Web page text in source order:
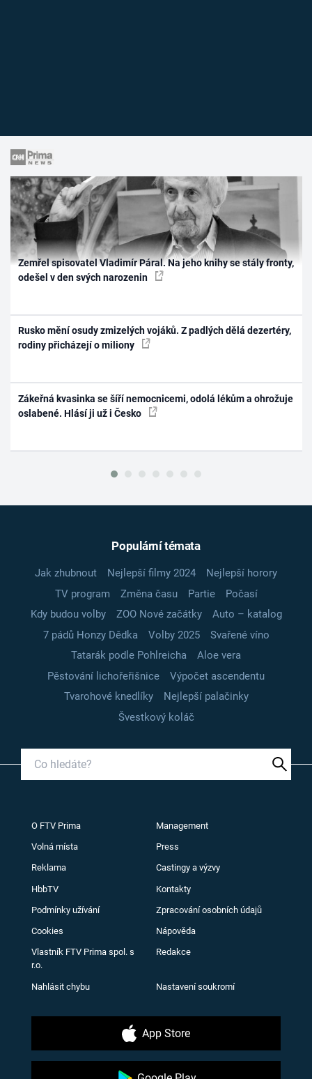
Zemřel spisovatel Vladimír Páral. Na jeho knihy se stály fronty,
odešel v den svých narozenin
Rusko mění osudy zmizelých vojáků. Z padlých dělá dezertéry,
rodiny přicházejí o miliony
Zákeřná kvasinka se šíří nemocnicemi, odolá lékům a ohrožuje
oslabené. Hlásí ji už i Česko
Populární témata
Jak zhubnout Nejlepší filmy 2024
Nejlepší horory
TV program
Změna času Partie
Počasí
Kdy budou volby
ZOO Nové začátky
Auto – katalog
7 pádů Honzy Dědka
Volby 2025
Svařené víno
Tatarák podle Pohlreicha
Aloe vera
Pěstování lichořeřišnice
Výpočet ascendentu
Tvarohové knedlíky
Nejlepší palačinky
Švestkový koláč
O FTV Prima Management
Volná místa Press
Reklama Castingy a výzvy
HbbTV Kontakty
Podmínky užívání Zpracování osobních údajů
Cookies Nápověda
Vlastník FTV Prima spol. s
r.o.
Redakce
Nahlásit chybu Nastavení soukromí
App Store